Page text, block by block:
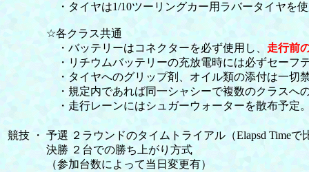
・タイヤは1/10ツーリングカー用ラバータイヤを
☆各クラス共通
・バッテリーはコネクターを必ず使用し、 走行前
・リチウムバッテリーの充放電時には必ずセーフ
・タイヤへのグリップ剤、オイル類の添付は一切
・規定内であれば同一シャシーで複数のクラスへ
・走行レーンにはシュガーウォーターを散布予定
競技 ・ 予選 ２ラウンドのタイムトライアル（Elapsd Timeで
決勝 ２台での勝ち上がり方式
（参加台数によって当日変更有）